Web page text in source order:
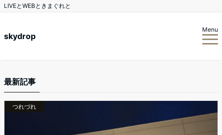
LIVEとWEBときまぐれと
skydrop
Menu
最新記事
つれづれ